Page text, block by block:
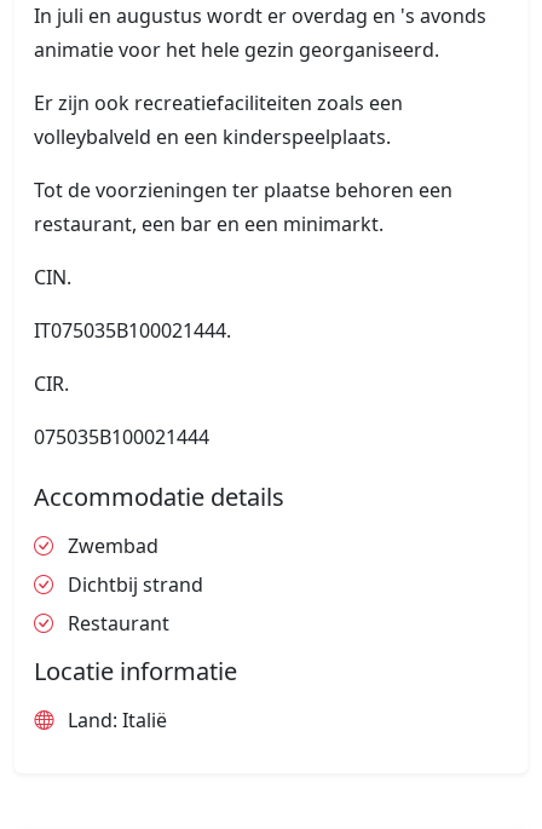
In juli en augustus wordt er overdag en 's avonds
animatie voor het hele gezin georganiseerd.
Er zijn ook recreatiefaciliteiten zoals een
volleybalveld en een kinderspeelplaats.
Tot de voorzieningen ter plaatse behoren een
restaurant, een bar en een minimarkt.
CIN.
IT075035B100021444.
CIR.
075035B100021444
Accommodatie details
Zwembad
Dichtbij strand
Restaurant
Locatie informatie
Land: Italië